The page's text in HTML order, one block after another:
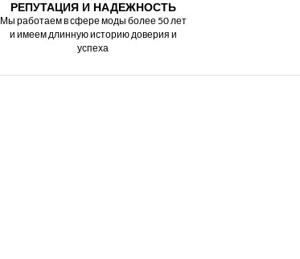
РЕПУТАЦИЯ И НАДЕЖНОСТЬ
Мы работаем в сфере моды более 50 лет
и имеем длинную историю доверия и
успеха